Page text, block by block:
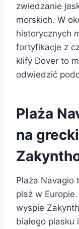
zwiedzanie
morskich. W
historycznych
fortyfikacje z
klify Dover to
odwiedzić
Plaża
na
Plaża Navagio
plaż w
wyspie
białego